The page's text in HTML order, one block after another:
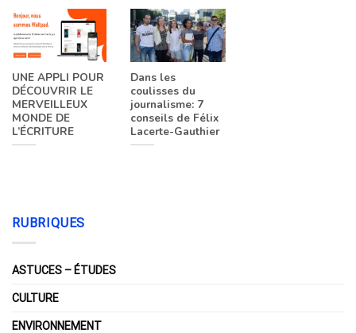
UNE APPLI POUR
DÉCOUVRIR LE
MERVEILLEUX
MONDE DE
L’ÉCRITURE
Dans les
coulisses du
journalisme: 7
conseils de Félix
Lacerte-Gauthier
RUBRIQUES
ASTUCES – ÉTUDES
CULTURE
ENVIRONNEMENT